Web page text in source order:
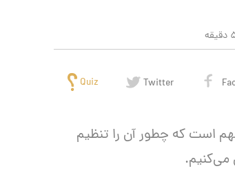
Quiz Twitter
است که چطور آن را تنظیم
می‌کنیم.